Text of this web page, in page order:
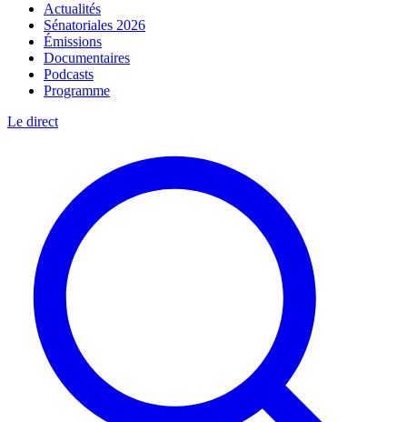
Actualités
Sénatoriales 2026
Émissions
Documentaires
Podcasts
Programme
Le direct